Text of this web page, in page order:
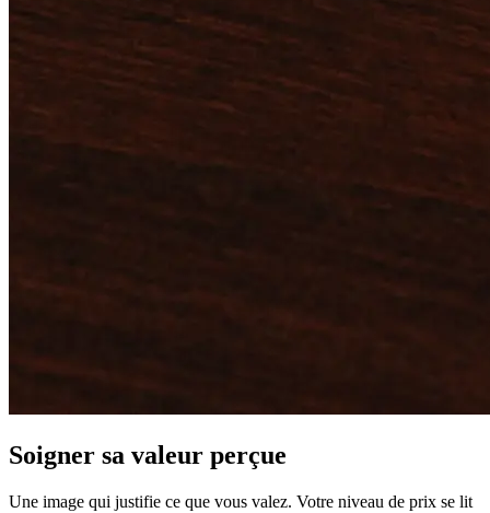
Soigner sa valeur perçue
Une image qui justifie ce que vous valez. Votre niveau de prix se lit